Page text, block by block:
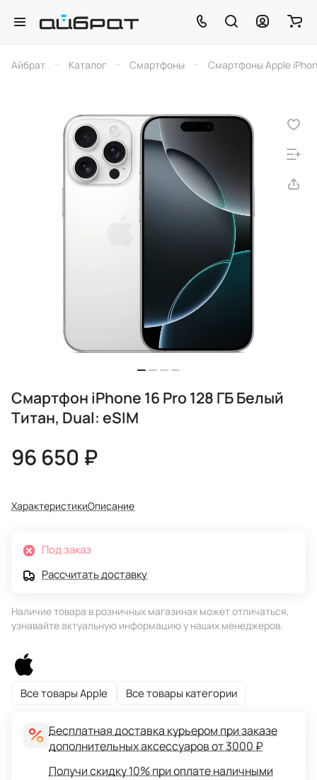
Айбрат – Каталог – Смартфоны – Смартфоны Apple
Смартфон iPhone 16 Pro 128 ГБ Белый
Титан, Dual: eSIM
96 650 ₽
ХарактеристикиОписание
Под заказ
Рассчитать доставку
Наличие товара в розничных магазинах может отличаться,
узнавайте актуальную информацию у наших менеджеров.
Все товары Apple Все товары категории
Бесплатная доставка курьером при заказе
дополнительных аксессуаров от 3000 ₽
Получи скидку 10% при оплате наличными